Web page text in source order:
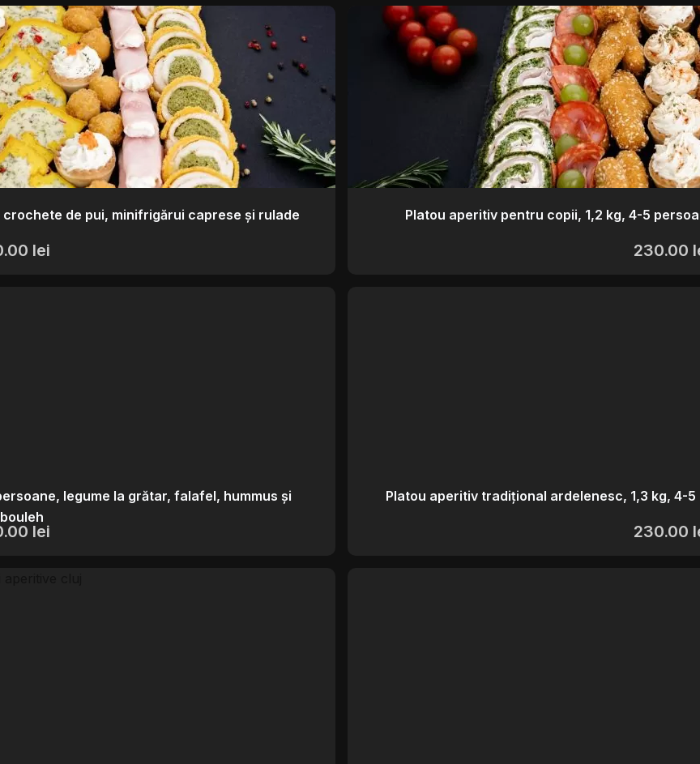
de pui, minifrigărui caprese și rulade
lei
Platou aperitiv pentru copii, 1,2 kg, 4-5
230.00
legume la grătar, falafel, hummus și
lei
Platou aperitiv tradițional ardelenesc, 1,3 kg, 4-
230.00